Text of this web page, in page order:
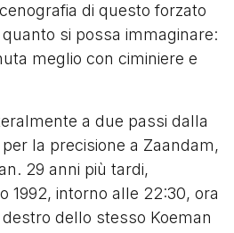
di questo forzato
si possa immaginare:
meglio con ciminiere e
a due passi dalla
la precisione a Zaandam,
29 anni più tardi,
1992, intorno alle 22:30, ora
dello stesso Koeman